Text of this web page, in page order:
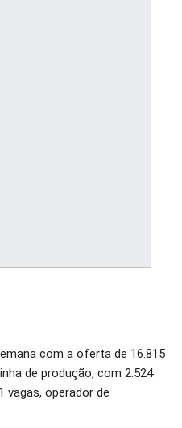
com a oferta de 16.815
de produção, com 2.524
vagas, operador de